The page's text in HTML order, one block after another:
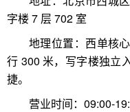
字楼 7 层 702 室
地理位置：西单核
行 300 米，写字楼独立
捷。
营业时间：09:00-